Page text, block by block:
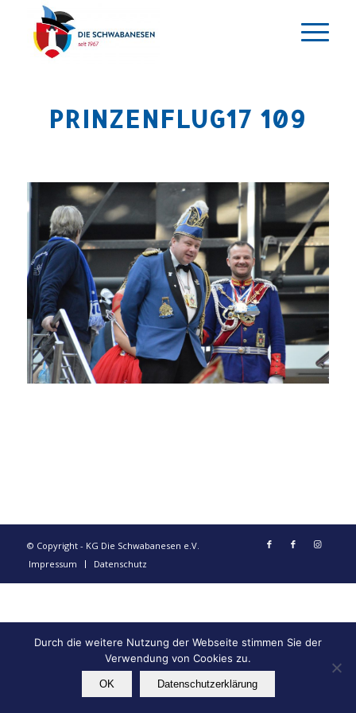
PRINZENFLUG17 109
© Copyright - KG Die Schwabanesen e.V.
Impressum
Datenschutz
Durch die weitere Nutzung der Webseite stimmen Sie der
Verwendung von Cookies zu.
OK Datenschutzerklärung